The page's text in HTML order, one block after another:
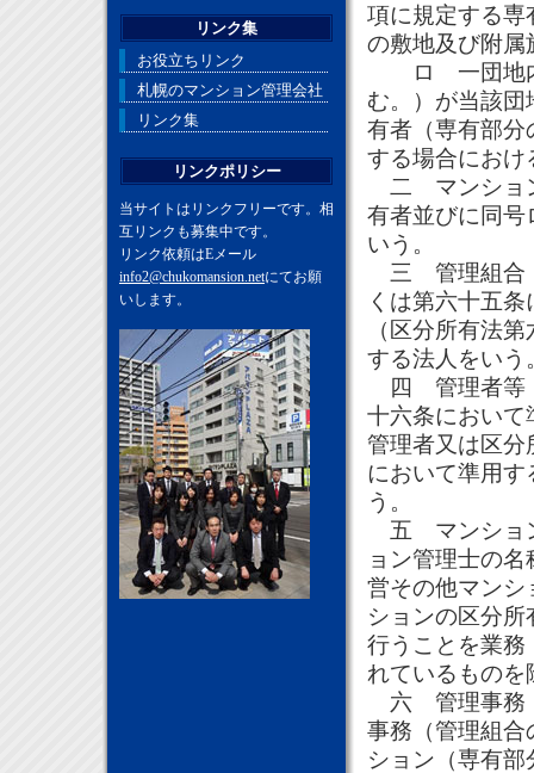
項に規定する専
の敷地及び附属
ロ 一団地内
む。）が当該
有者（専有部分
する場合におけ
二 マンショ
有者並びに同号
いう。
三 管理組合
くは第六十五
（区分所有法
する法人をいう
四 管理者等
十六条において
管理者又は区分
において準用
う。
五 マンショ
ョン管理士の
営その他マンシ
ションの区分
行うことを業務
れているもの
六 管理事務
事務（管理組合
ション（専有
リンク集
お役立ちリンク
札幌のマンション管理会社
リンク集
リンクポリシー
当サイトはリンクフリーです。相
互リンクも募集中です。
リンク依頼はEメール
info2@chukomansion.netにてお願
いします。